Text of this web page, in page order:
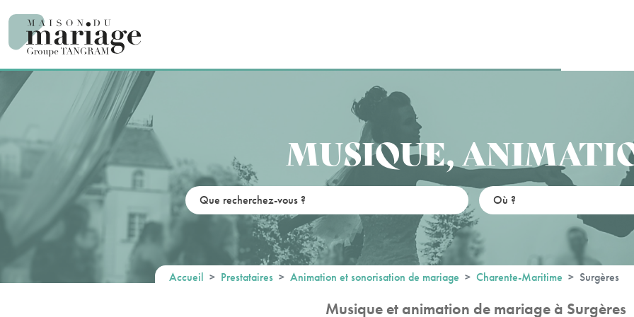
MUSIQUE,
Accueil Prestataires Animation et sonorisation de mariage Charente-Maritime Surgères
Musique et animation de mariage à Surgères